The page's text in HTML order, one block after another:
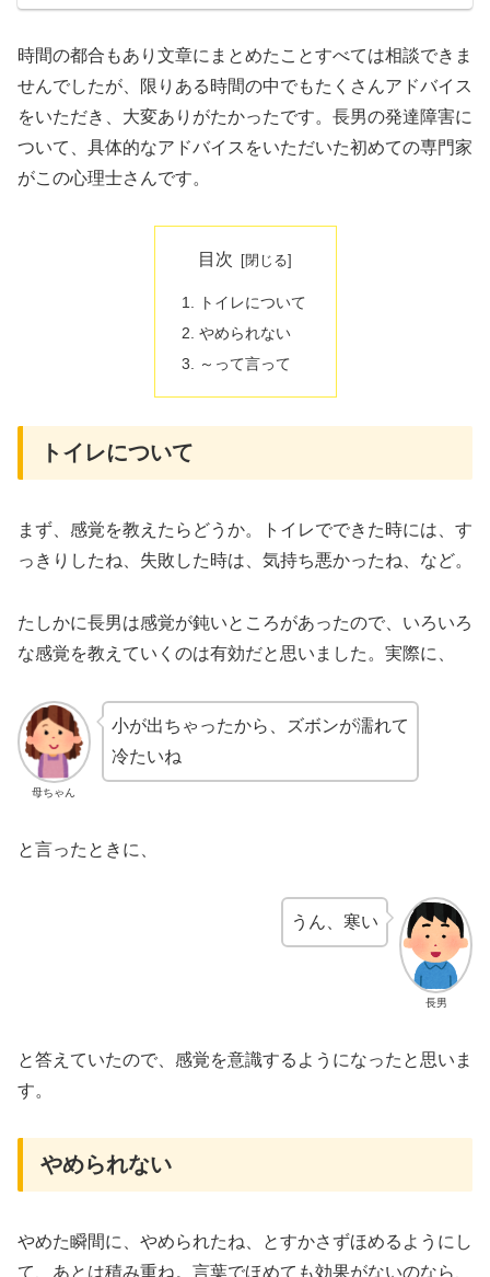
時間の都合もあり文章にまとめたことすべては相談できま
せんでしたが、限りある時間の中でもたくさんアドバイス
をいただき、大変ありがたかったです。長男の発達障害に
ついて、具体的なアドバイスをいただいた初めての専門家
がこの心理士さんです。
目次
トイレについて
やめられない
～って言って
トイレについて
まず、感覚を教えたらどうか。トイレでできた時には、す
っきりしたね、失敗した時は、気持ち悪かったね、など。
たしかに長男は感覚が鈍いところがあったので、いろいろ
な感覚を教えていくのは有効だと思いました。実際に、
母ちゃん
小が出ちゃったから、ズボンが濡れて
冷たいね
と言ったときに、
長男
うん、寒い
と答えていたので、感覚を意識するようになったと思いま
す。
やめられない
やめた瞬間に、やめられたね、とすかさずほめるようにし
て、あとは積み重ね。言葉でほめても効果がないのなら、